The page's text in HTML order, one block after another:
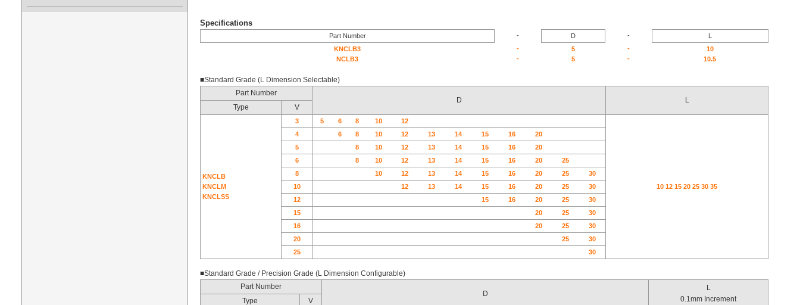
Specifications
Part Number - D -
L
KNCLB3
NCLB3
-
-
5
5
-
-
10
10.5
■Standard Grade (L Dimension Selectable)
Part Number
D
L
Type
V
KNCLB
KNCLM
KNCLSS
3 5 6 8 10 12
10 12 15 20 25 30 35
4 6 8 10 12 13 14 15 16
20
5
8 10 12 13 14 15 16
20
6
8 10 12 13 14 15 16 20
25
8
10 12 13 14 15 16 20 25
30
10
12 13 14 15 16 20 25
30
12
15 16 20 25
30
15
20 25
30
16
20 25
30
20
25
30
25
30
■Standard Grade / Precision Grade (L Dimension Configurable)
Part Number
D
L
0.1mm Increment
Type V